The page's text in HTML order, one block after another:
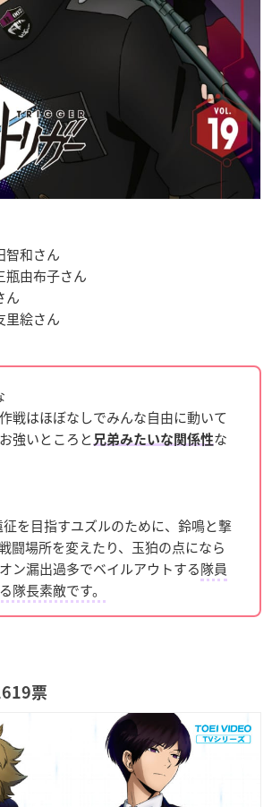
智和さん
瓶由布子さん
ん
里絵さん
戦はほぼなしでみんな自由に動いて
強いところと 兄弟みたいな関係性な
を目指すユズルのために、鈴鳴と撃
闘場所を変えたり、玉狛の点になら
ン漏出過多でベイルアウトする隊員
隊長素敵です。
票